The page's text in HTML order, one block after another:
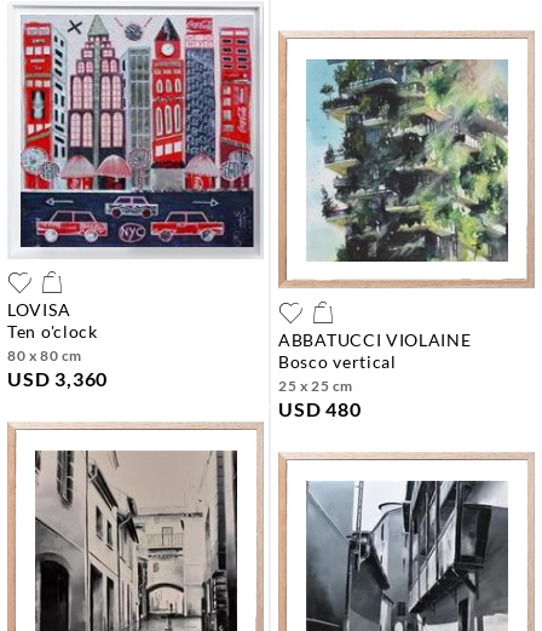
LOVISA
ten o'clock
80 x 80 cm
USD 3,360
ABBATUCCI VIOLAINE
bosco vertical
25 x 25 cm
USD 480